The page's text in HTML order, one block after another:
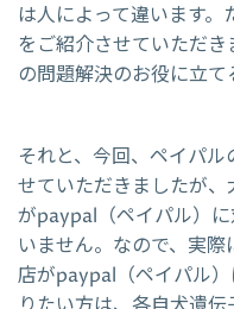
は人によって違います
をご紹介させていただ
の問題解決のお役に立て
それと、今回、ペイパ
せていただきましたが
がpaypal（ペイパル）
いません。なので、実
店がpaypal（ペイパル